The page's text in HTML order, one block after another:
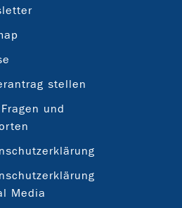
stellen
Fragen und
Media